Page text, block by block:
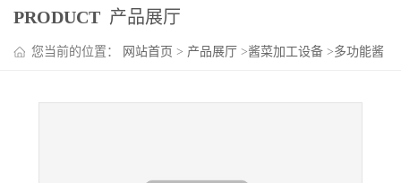
PRODUCT 产品展厅
您当前的位置： 网站首页 > 产品展厅 >酱菜加工设备 >多功能酱